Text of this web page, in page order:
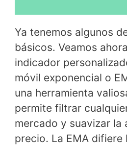
Ya tenemos algunos
básicos. Veamos
indicador
móvil exponencial o
una herramienta
permite filtrar
mercado y suavizar la
precio. La EMA difiere